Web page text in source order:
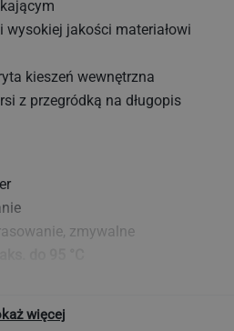
wysokiej jakości materiałowi
kieszeń wewnętrzna
z przegródką na długopis
zmywalne
więcej